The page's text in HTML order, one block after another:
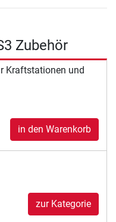
Zubehör
Kraftstationen und
in den Warenkorb
zur Kategorie